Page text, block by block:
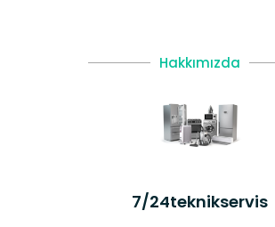
Hakkımızda
7/24teknikservis